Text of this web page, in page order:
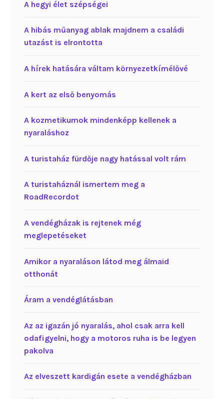
A hegyi élet szépségei
A hibás műanyag ablak majdnem a családi
utazást is elrontotta
A hírek hatására váltam környezetkímélővé
A kert az első benyomás
A kozmetikumok mindenképp kellenek a
nyaraláshoz
A turistaház fürdője nagy hatással volt rám
A turistaháznál ismertem meg a
RoadRecordot
A vendégházak is rejtenek még
meglepetéseket
Amikor a nyaraláson látod meg álmaid
otthonát
Áram a vendéglátásban
Az az igazán jó nyaralás, ahol csak arra kell
odafigyelni, hogy a motoros ruha is be legyen
pakolva
Az elveszett kardigán esete a vendégházban